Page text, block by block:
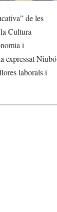
de les
Cultura
i
expressat Niubó
laborals i